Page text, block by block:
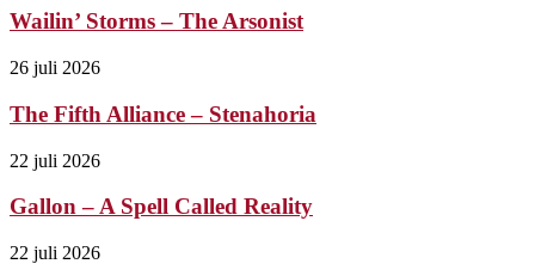
Wailin’ Storms – The Arsonist
26 juli 2026
The Fifth Alliance – Stenahoria
22 juli 2026
Gallon – A Spell Called Reality
22 juli 2026